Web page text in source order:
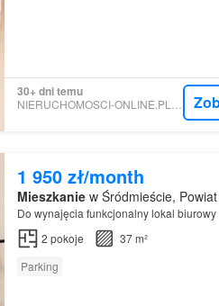
30+ dni temu
1 950 zł/month
Mieszkaniew Śródmieście,
Do wynajęcia funkcjonalny lokal
2 pokoje
37 m²
Parking